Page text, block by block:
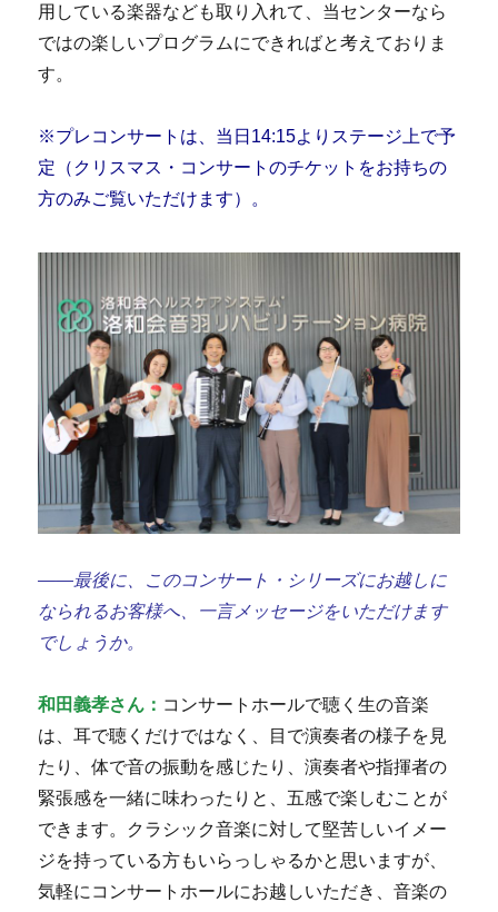
用している楽器なども取り入れて、当センターなら
ではの楽しいプログラムにできればと考えておりま
す。
※プレコンサートは、当日14:15よりステージ上で予
定（クリスマス・コンサートのチケットをお持ちの
方のみご覧いただけます）。
——最後に、このコンサート・シリーズにお越しに
なられるお客様へ、一言メッセージをいただけます
でしょうか。
和田義孝さん： コンサートホールで聴く生の音楽
は、耳で聴くだけではなく、目で演奏者の様子を見
たり、体で音の振動を感じたり、演奏者や指揮者の
緊張感を一緒に味わったりと、五感で楽しむことが
できます。クラシック音楽に対して堅苦しいイメー
ジを持っている方もいらっしゃるかと思いますが、
気軽にコンサートホールにお越しいただき、音楽の